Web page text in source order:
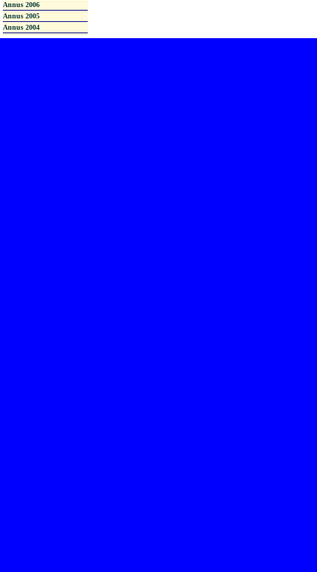
Annus 2006
Annus 2005
Annus 2004